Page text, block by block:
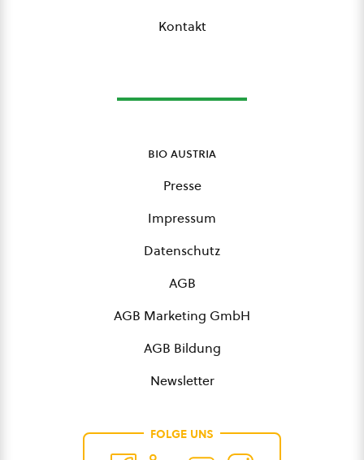
Kontakt
bio austria
Presse
Impressum
Datenschutz
AGB
AGB Marketing GmbH
AGB Bildung
Newsletter
FOLGE UNS